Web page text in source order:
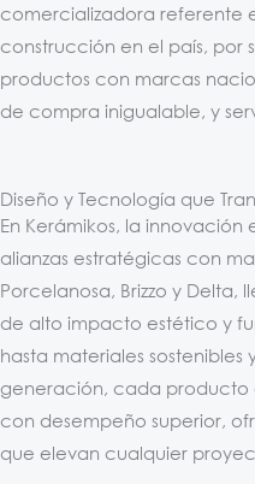
comercializadora referente
construcción en el país, por
productos con marcas
de compra inigualable, y
Diseño y Tecnología que
En Kerámikos, la innovación
alianzas estratégicas con
Porcelanosa, Brizzo y Delta,
de alto impacto estético y
hasta materiales
generación, cada producto
con desempeño superior,
que elevan cualquier